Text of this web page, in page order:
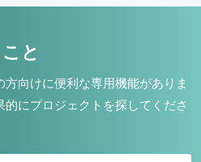
と
向けに便利な専用機能がありま
にプロジェクトを探してくださ